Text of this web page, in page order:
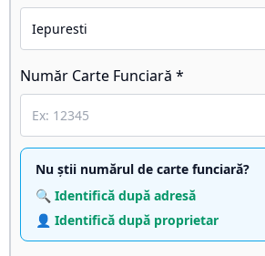
Număr Carte Funciară *
Nu știi numărul de carte funciară?
🔍 Identifică după adresă
👤 Identifică după proprietar